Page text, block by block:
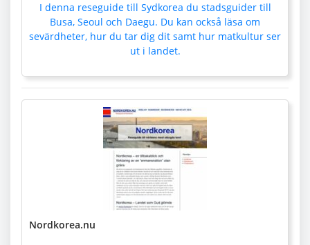
I denna reseguide till Sydkorea du stadsguider till
Busa, Seoul och Daegu. Du kan också läsa om
sevärdheter, hur du tar dig dit samt hur matkultur ser
ut i landet.
Nordkorea.nu